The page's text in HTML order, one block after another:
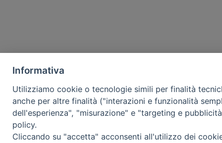
Informativa
Utilizziamo cookie o tecnologie simili per finalità
anche per altre finalità ("interazioni e funzionalità
dell'esperienza", "misurazione" e "targeting e
policy.
Cliccando su "accetta" acconsenti all'utilizzo dei